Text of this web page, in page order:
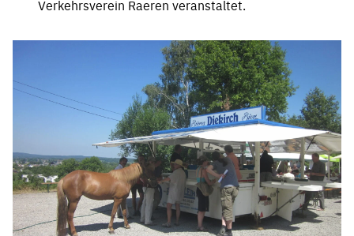
Verkehrsverein Raeren veranstaltet.